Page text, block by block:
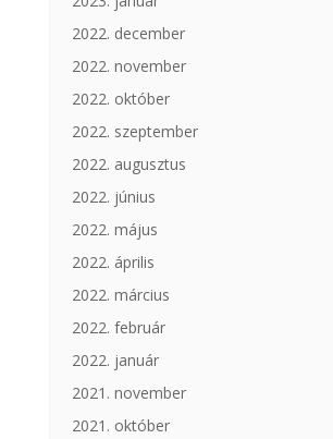
2022. december
2022. november
2022. október
2022. szeptember
2022. augusztus
2022. június
2022. május
2022. április
2022. március
2022. február
2022. január
2021. november
2021. október